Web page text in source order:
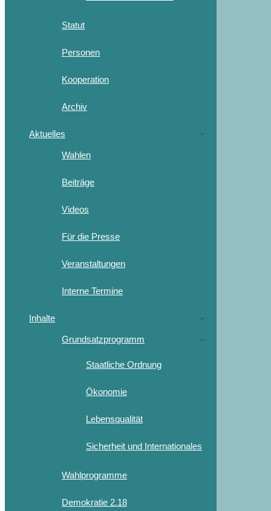
Statut
Personen
Kooperation
Archiv
Aktuelles
Wahlen
Beiträge
Videos
Für die Presse
Veranstaltungen
Interne Termine
Inhalte
Grundsatzprogramm
Staatliche Ordnung
Ökonomie
Lebensqualität
Sicherheit und Internationales
Wahlprogramme
Demokratie 2.18